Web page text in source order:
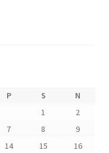
P S
N
1
2
7 8
9
14 15
16